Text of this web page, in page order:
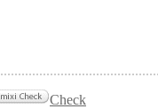
Check